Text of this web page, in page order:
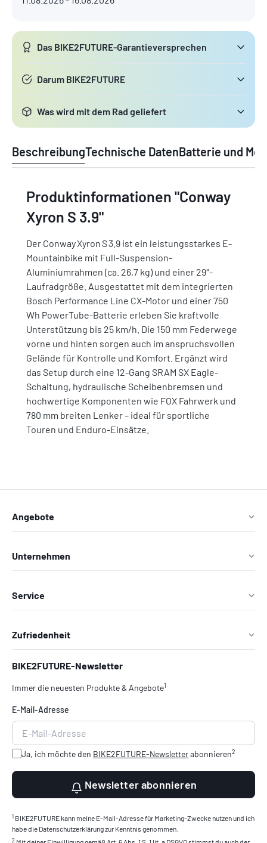
Das BIKE2FUTURE-Garantieversprechen
Darum BIKE2FUTURE
Was wird mit dem Rad geliefert
BeschreibungTechnische DatenBatterie und
Produktinformationen "Conway
Xyron S 3.9"
Der Conway Xyron S 3.9 ist ein leistungsstarkes E-
Mountainbike mit Full-Suspension-
Aluminiumrahmen (ca. 26,7 kg) und einer 29″-
Laufradgröße. Ausgestattet mit dem integrierten
Bosch Performance Line CX-Motor und einer 750
Wh PowerTube-Batterie erleben Sie kraftvolle
Unterstützung bis 25 km/h. Die 150 mm Federwege
vorne und hinten sorgen auch im anspruchsvollen
Gelände für Kontrolle und Komfort. Ergänzt wird
das Setup durch eine 12-Gang SRAM SX Eagle-
Schaltung, hydraulische Scheibenbremsen und
hochwertige Komponenten wie FOX Fahrwerk und
780 mm breiten Lenker – ideal für sportliche
Touren und Enduro-Einsätze.
Angebote
Unternehmen
Service
Zufriedenheit
BIKE2FUTURE-Newsletter
Immer die neuesten Produkte & Angebote1
E-Mail-Adresse
Ja, ich möchte den BIKE2FUTURE-Newsletterabonnieren2
Newsletter abonnieren
1 BIKE2FUTURE kann meine E-Mail-Adresse für Marketing-Zwecke nutzen und ich
habe die Datenschutzerklärung zur Kenntnis genommen.
2